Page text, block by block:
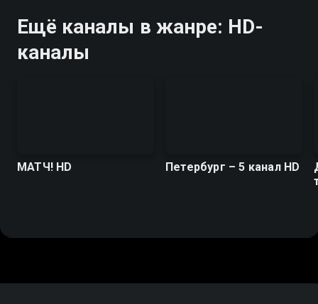
Ещё каналы в жанре: HD-
каналы
МАТЧ! HD Петербург – 5 канал HD